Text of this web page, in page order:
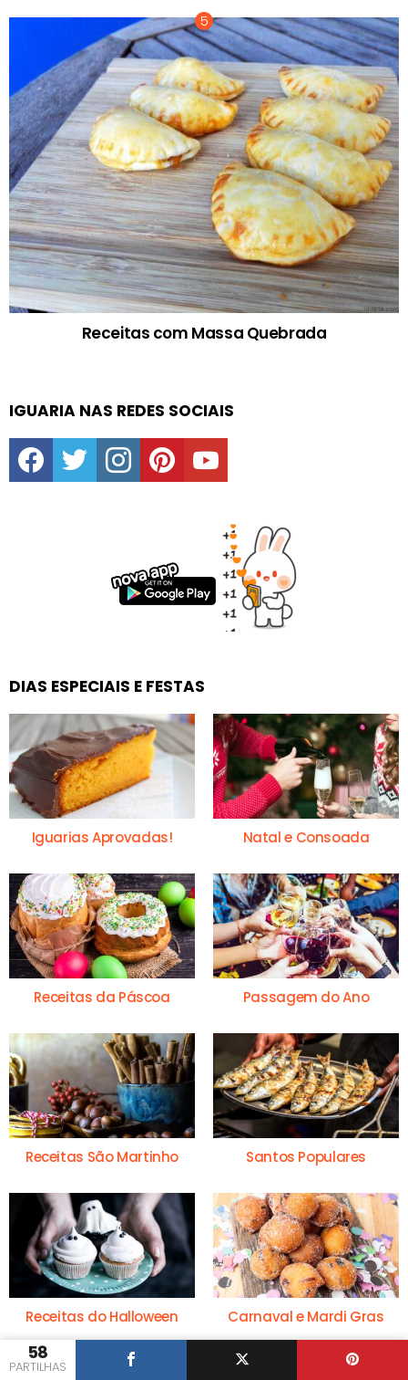
58
PARTILHAS
Receitas com Massa Quebrada
IGUARIA NAS REDES SOCIAIS
facebooktwitter instagrampinterestyoutube
DIAS ESPECIAIS E FESTAS
Iguarias Aprovadas! Natal e Consoada
Receitas da Páscoa Passagem do Ano
Receitas São Martinho Santos Populares
Receitas do Halloween Carnaval e Mardi Gras